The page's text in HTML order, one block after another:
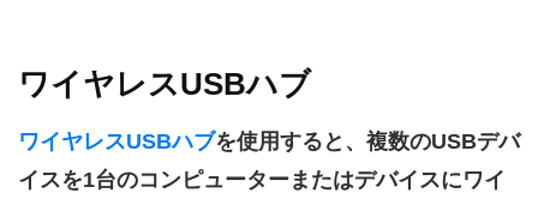
ワイヤレスUSBハブ
ワイヤレスUSBハブを使用すると、複数のUSBデバ
イスを1台のコンピューターまたはデバイスにワイ